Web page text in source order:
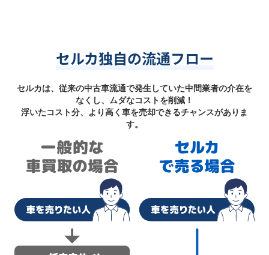
セルカ独自の流通フロー
セルカは、従来の中古車流通で発生していた中間業者の介在を
なくし、ムダなコストを削減！
浮いたコスト分、より高く車を売却できるチャンスがありま
す。